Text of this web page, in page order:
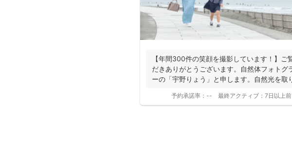
【年間300件の笑顔を撮影しています！】ご
だきありがとうございます。自然体フォトグ
ーの「宇野りょう」と申します。自然光を取
予約承諾率： -- 最終アクティブ： 7日以上前